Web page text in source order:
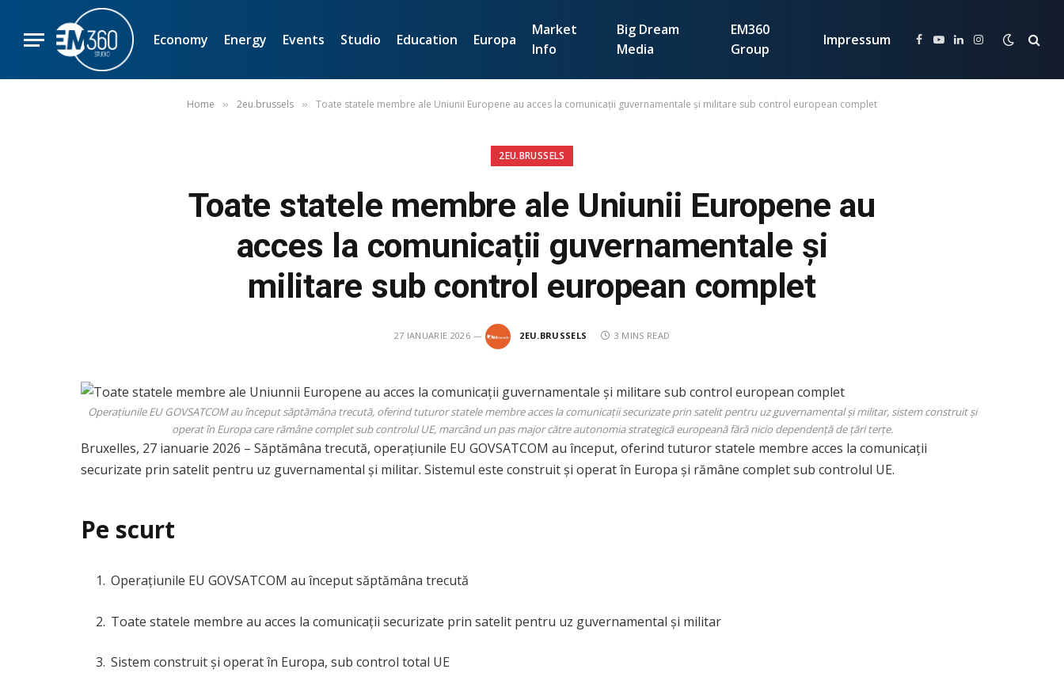
Economy Energy Events Studio Education Europa
Market
Info
Big Dream
Media
EM360
Group
Impressum Facebook
YouTube
LinkedInInstagram
Home » 2eu.brussels » Toate statele membre ale Uniunii Europene au acces la comunicații guvernamentale și militare sub control european complet
2EU.BRUSSELS
Toate statele membre ale Uniunii Europene au
acces la comunicații guvernamentale și
militare sub control european complet
27 IANUARIE 2026 2EU.BRUSSELS 3 MINS READ
Operațiunile EU GOVSATCOM au început săptămâna trecută, oferind tuturor statele membre acces la comunicații securizate prin satelit pentru uz guvernamental și militar, sistem construit și
operat în Europa care rămâne complet sub controlul UE, marcând un pas major către autonomia strategică europeană fără nicio dependență de țări terțe.
Bruxelles, 27 ianuarie 2026 – Săptămâna trecută, operațiunile EU GOVSATCOM au început, oferind tuturor statele membre acces la comunicații
securizate prin satelit pentru uz guvernamental și militar. Sistemul este construit și operat în Europa și rămâne complet sub controlul UE.
Pe scurt
Operațiunile EU GOVSATCOM au început săptămâna trecută
Toate statele membre au acces la comunicații securizate prin satelit pentru uz guvernamental și militar
Sistem construit și operat în Europa, sub control total UE